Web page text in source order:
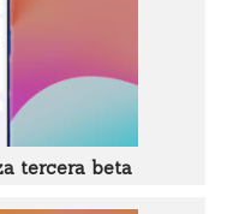
tercera beta